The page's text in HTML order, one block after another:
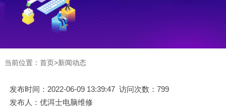
当前位置： 首页>新闻动态
发布时间：2022-06-09 13:39:47 访问次数：799
发布人：优洱士电脑维修